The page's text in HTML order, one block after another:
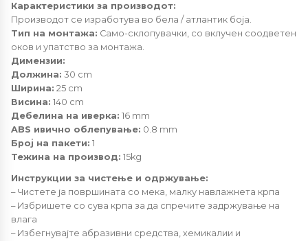
Карактеристики за производот:
Производот се изработува во бела / атлантик боја.
Тип на монтажа: Само-склопувачки, со вклучен соодветен
оков и упатство за монтажа.
Димензии:
Должина: 30 cm
Ширина: 25 cm
Висина: 140 cm
Дебелина на иверка: 16 mm
ABS ивично облепување: 0.8 mm
Број на пакети: 1
Тежина на производ: 15kg
Инструкции за чистење и одржување:
– Чистете ја површината со мека, малку навлажнета крпа
– Избришете со сува крпа за да спречите задржување на
влага
– Избегнувајте абразивни средства, хемикалии и